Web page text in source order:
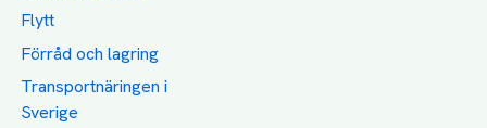
Flytt
Förråd och lagring
Transportnäringen i
Sverige